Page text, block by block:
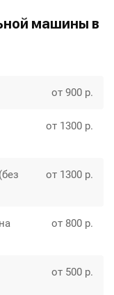
машины в
от 900 р.
от 1300 р.
от 1300 р.
от 800 р.
от 500 р.